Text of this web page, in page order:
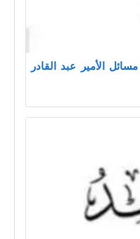
الأمير عبد القادر